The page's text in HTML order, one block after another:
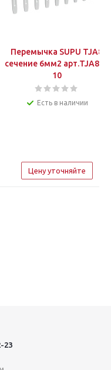
Перемычка SUPU TJA8
сечение 6мм2 арт.TJA8.2-
10
Есть в наличии
Цену уточняйте
23